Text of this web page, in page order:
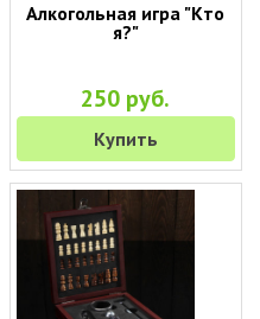
Алкогольная игра "Кто
я?"
250 руб.
Купить